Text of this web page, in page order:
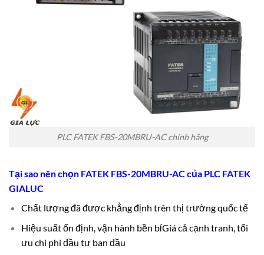
PLC FATEK FBS-20MBRU-AC chính hãng
Tại sao nên chọn FATEK FBS-20MBRU-AC của PLC FATEK
GIALUC
Chất lượng đã được khẳng định trên thị trường quốc tế
Hiệu suất ổn định, vận hành bền bỉGiá cả cạnh tranh, tối
ưu chi phí đầu tư ban đầu